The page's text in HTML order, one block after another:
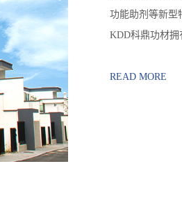
功能助剂等新型
KDD科鼎功材拥
配备具有危险化
READ MORE